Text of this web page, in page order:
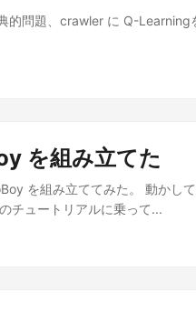
的問題、crawler に Q-Learning
を組み立てた
を組み立ててみた。 動かし
チュートリアルに乗って...